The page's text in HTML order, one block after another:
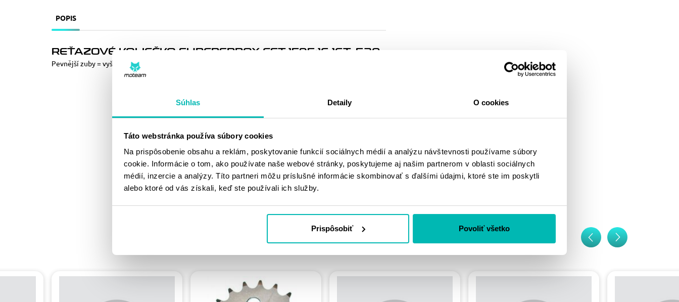
Súhlas Detaily O cookies
Táto webstránka používa súbory cookies
Na prispôsobenie obsahu a reklám, poskytovanie funkcií sociálnych médií a analýzu návštevnosti používame súbory
cookie. Informácie o tom, ako používate naše webové stránky, poskytujeme aj našim partnerom v oblasti sociálnych
médií, inzercie a analýzy. Títo partneri môžu príslušné informácie skombinovať s ďalšími údajmi, ktoré ste im poskytli
alebo ktoré od vás získali, keď ste používali ich služby.
Prispôsobiť Povoliť všetko
POPIS
REŤAZOVÉ KOLIEČKO SUPERSPROX CST-1595:16 16T, 520
Pevnější zuby = vyšší životnost řetězové sady až o 10%. Kolečko 16z, řetěz 520.
MOHLO BY SA
PODOBNÉ
PRODUKTY